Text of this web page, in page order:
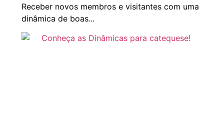
Receber novos membros e visitantes com uma
dinâmica de boas...